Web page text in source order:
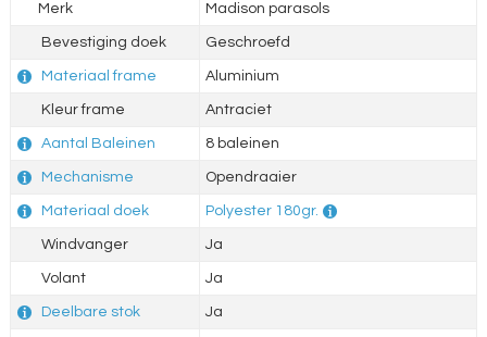
Merk Madison parasols
Bevestiging doek Geschroefd
Materiaal frame Aluminium
Kleur frame Antraciet
Aantal Baleinen 8 baleinen
Mechanisme Opendraaier
Materiaal doek Polyester 180gr.
Windvanger Ja
Volant Ja
Deelbare stok Ja